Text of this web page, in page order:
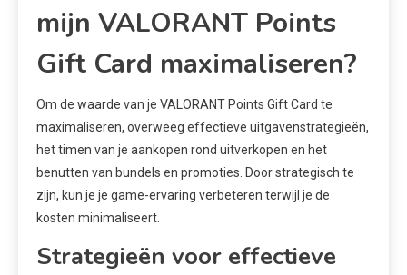
mijn VALORANT Points
Gift Card maximaliseren?
Om de waarde van je VALORANT Points Gift Card te
maximaliseren, overweeg effectieve uitgavenstrategieën,
het timen van je aankopen rond uitverkopen en het
benutten van bundels en promoties. Door strategisch te
zijn, kun je je game-ervaring verbeteren terwijl je de
kosten minimaliseert.
Strategieën voor effectieve